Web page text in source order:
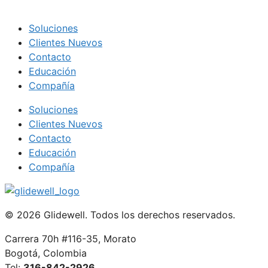
Soluciones
Clientes Nuevos
Contacto
Educación
Compañía
Soluciones
Clientes Nuevos
Contacto
Educación
Compañía
© 2026 Glidewell. Todos los derechos reservados.
Carrera 70h #116-35, Morato
Bogotá, Colombia